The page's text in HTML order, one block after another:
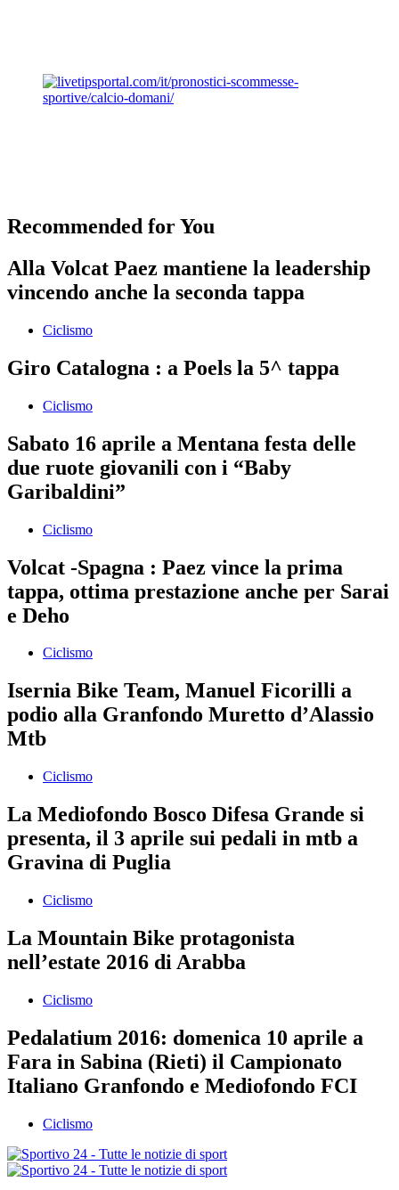
Recommended for You
Alla Volcat Paez mantiene la leadership
vincendo anche la seconda tappa
Ciclismo
Giro Catalogna : a Poels la 5^ tappa
Ciclismo
Sabato 16 aprile a Mentana festa delle
due ruote giovanili con i “Baby
Garibaldini”
Ciclismo
Volcat -Spagna : Paez vince la prima
tappa, ottima prestazione anche per Sarai
e Deho
Ciclismo
Isernia Bike Team, Manuel Ficorilli a
podio alla Granfondo Muretto d’Alassio
Mtb
Ciclismo
La Mediofondo Bosco Difesa Grande si
presenta, il 3 aprile sui pedali in mtb a
Gravina di Puglia
Ciclismo
La Mountain Bike protagonista
nell’estate 2016 di Arabba
Ciclismo
Pedalatium 2016: domenica 10 aprile a
Fara in Sabina (Rieti) il Campionato
Italiano Granfondo e Mediofondo FCI
Ciclismo